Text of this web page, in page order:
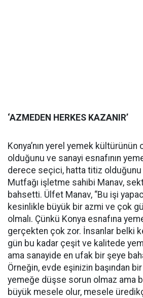
‘AZMEDEN HERKES KAZANIR’
Konya’nın yerel yemek
olduğunu ve sanayi esnafının
derece seçici, hatta titiz olduğunu
Mutfağı işletme sahibi Manav,
bahsetti. Ülfet Manav, “Bu işi
kesinlikle büyük bir azmi ve çok
olmalı. Çünkü Konya esnafına
gerçekten çok zor. İnsanlar belki
gün bu kadar çeşit ve kalitede
ama sanayide en ufak bir şeye
Örneğin, evde eşinizin başından bir
yemeğe düşse sorun olmaz ama
büyük mesele olur, mesele